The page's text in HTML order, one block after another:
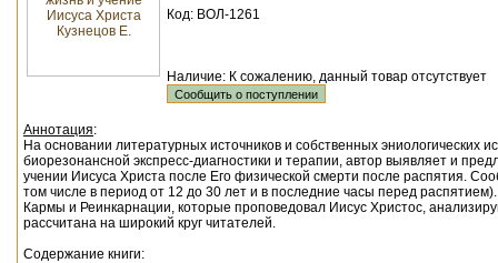
Код: ВОЛ-1261
Наличие: К сожалению, данный товар отсутствует
Аннотация:
На основании литературных источников и собственных
биорезонансной экспресс-диагностики и терапии, автор выявляет и
учении Иисуса Христа после Его физической смерти после распятия.
том числе в период от 12 до 30 лет и в последние часы перед
Кармы и Реинкарнации, которые проповедовал Иисус Христос,
рассчитана на широкий круг читателей.
Содержание книги: